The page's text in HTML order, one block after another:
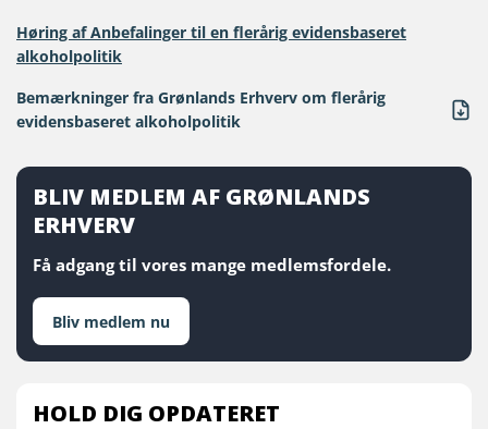
Høring af Anbefalinger til en flerårig evidensbaseret
alkoholpolitik
Bemærkninger fra Grønlands Erhverv om flerårig
evidensbaseret alkoholpolitik
BLIV MEDLEM AF GRØNLANDS
ERHVERV
Få adgang til vores mange medlemsfordele.
Bliv medlem nu
HOLD DIG OPDATERET